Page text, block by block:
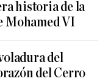
historia de la
Mohamed VI
del
del Cerro